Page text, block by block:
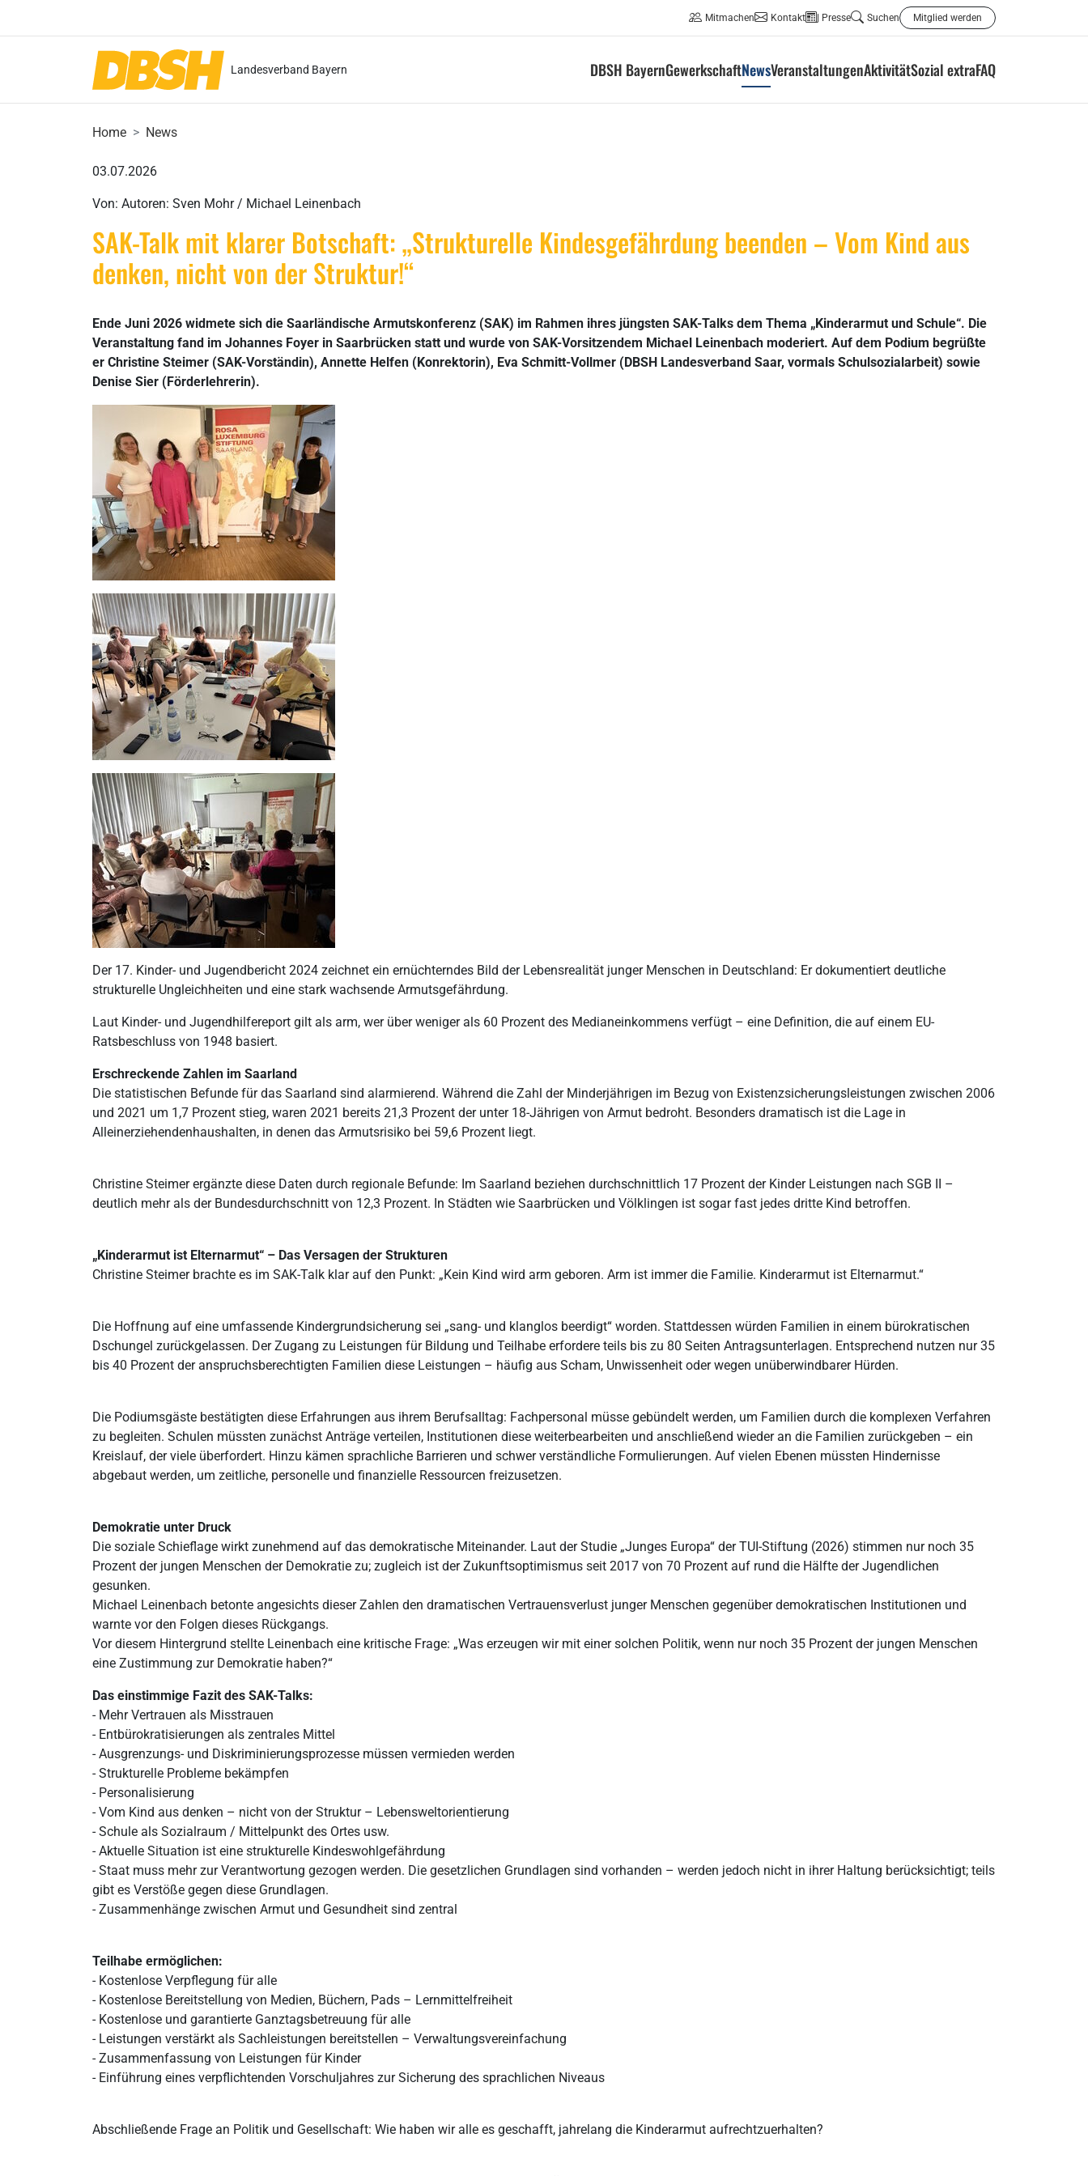
Mitmachen Kontakt Presse Suchen Mitglied werden
Landesverband Bayern DBSH BayernGewerkschaftNewsVeranstaltungenAktivitätSozial extraFAQ
Home News
03.07.2026
Von: Autoren: Sven Mohr / Michael Leinenbach
SAK-Talk mit klarer Botschaft: „Strukturelle Kindesgefährdung beenden – Vom Kind aus
denken, nicht von der Struktur!“
Ende Juni 2026 widmete sich die Saarländische Armutskonferenz (SAK) im Rahmen ihres jüngsten SAK-Talks dem Thema „Kinderarmut und Schule“. Die
Veranstaltung fand im Johannes Foyer in Saarbrücken statt und wurde von SAK-Vorsitzendem Michael Leinenbach moderiert. Auf dem Podium begrüßte
er Christine Steimer (SAK-Vorständin), Annette Helfen (Konrektorin), Eva Schmitt-Vollmer (DBSH Landesverband Saar, vormals Schulsozialarbeit) sowie
Denise Sier (Förderlehrerin).
Der 17. Kinder- und Jugendbericht 2024 zeichnet ein ernüchterndes Bild der Lebensrealität junger Menschen in Deutschland: Er dokumentiert deutliche
strukturelle Ungleichheiten und eine stark wachsende Armutsgefährdung.
Laut Kinder- und Jugendhilfereport gilt als arm, wer über weniger als 60 Prozent des Medianeinkommens verfügt – eine Definition, die auf einem EU-
Ratsbeschluss von 1948 basiert.
Erschreckende Zahlen im Saarland
Die statistischen Befunde für das Saarland sind alarmierend. Während die Zahl der Minderjährigen im Bezug von Existenzsicherungsleistungen zwischen 2006
und 2021 um 1,7 Prozent stieg, waren 2021 bereits 21,3 Prozent der unter 18-Jährigen von Armut bedroht. Besonders dramatisch ist die Lage in
Alleinerziehendenhaushalten, in denen das Armutsrisiko bei 59,6 Prozent liegt.
Christine Steimer ergänzte diese Daten durch regionale Befunde: Im Saarland beziehen durchschnittlich 17 Prozent der Kinder Leistungen nach SGB II –
deutlich mehr als der Bundesdurchschnitt von 12,3 Prozent. In Städten wie Saarbrücken und Völklingen ist sogar fast jedes dritte Kind betroffen.
„Kinderarmut ist Elternarmut“ – Das Versagen der Strukturen
Christine Steimer brachte es im SAK-Talk klar auf den Punkt: „Kein Kind wird arm geboren. Arm ist immer die Familie. Kinderarmut ist Elternarmut.“
Die Hoffnung auf eine umfassende Kindergrundsicherung sei „sang- und klanglos beerdigt“ worden. Stattdessen würden Familien in einem bürokratischen
Dschungel zurückgelassen. Der Zugang zu Leistungen für Bildung und Teilhabe erfordere teils bis zu 80 Seiten Antragsunterlagen. Entsprechend nutzen nur 35
bis 40 Prozent der anspruchsberechtigten Familien diese Leistungen – häufig aus Scham, Unwissenheit oder wegen unüberwindbarer Hürden.
Die Podiumsgäste bestätigten diese Erfahrungen aus ihrem Berufsalltag: Fachpersonal müsse gebündelt werden, um Familien durch die komplexen Verfahren
zu begleiten. Schulen müssten zunächst Anträge verteilen, Institutionen diese weiterbearbeiten und anschließend wieder an die Familien zurückgeben – ein
Kreislauf, der viele überfordert. Hinzu kämen sprachliche Barrieren und schwer verständliche Formulierungen. Auf vielen Ebenen müssten Hindernisse
abgebaut werden, um zeitliche, personelle und finanzielle Ressourcen freizusetzen.
Demokratie unter Druck
Die soziale Schieflage wirkt zunehmend auf das demokratische Miteinander. Laut der Studie „Junges Europa“ der TUI-Stiftung (2026) stimmen nur noch 35
Prozent der jungen Menschen der Demokratie zu; zugleich ist der Zukunftsoptimismus seit 2017 von 70 Prozent auf rund die Hälfte der Jugendlichen
gesunken.
Michael Leinenbach betonte angesichts dieser Zahlen den dramatischen Vertrauensverlust junger Menschen gegenüber demokratischen Institutionen und
warnte vor den Folgen dieses Rückgangs.
Vor diesem Hintergrund stellte Leinenbach eine kritische Frage: „Was erzeugen wir mit einer solchen Politik, wenn nur noch 35 Prozent der jungen Menschen
eine Zustimmung zur Demokratie haben?“
Das einstimmige Fazit des SAK-Talks:
- Mehr Vertrauen als Misstrauen
- Entbürokratisierungen als zentrales Mittel
- Ausgrenzungs- und Diskriminierungsprozesse müssen vermieden werden
- Strukturelle Probleme bekämpfen
- Personalisierung
- Vom Kind aus denken – nicht von der Struktur – Lebensweltorientierung
- Schule als Sozialraum / Mittelpunkt des Ortes usw.
- Aktuelle Situation ist eine strukturelle Kindeswohlgefährdung
- Staat muss mehr zur Verantwortung gezogen werden. Die gesetzlichen Grundlagen sind vorhanden – werden jedoch nicht in ihrer Haltung berücksichtigt; teils
gibt es Verstöße gegen diese Grundlagen.
- Zusammenhänge zwischen Armut und Gesundheit sind zentral
Teilhabe ermöglichen:
- Kostenlose Verpflegung für alle
- Kostenlose Bereitstellung von Medien, Büchern, Pads – Lernmittelfreiheit
- Kostenlose und garantierte Ganztagsbetreuung für alle
- Leistungen verstärkt als Sachleistungen bereitstellen – Verwaltungsvereinfachung
- Zusammenfassung von Leistungen für Kinder
- Einführung eines verpflichtenden Vorschuljahres zur Sicherung des sprachlichen Niveaus
Abschließende Frage an Politik und Gesellschaft: Wie haben wir alle es geschafft, jahrelang die Kinderarmut aufrechtzuerhalten?